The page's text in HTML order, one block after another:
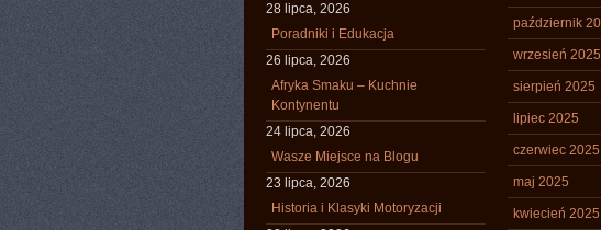
28 lipca, 2026
Poradniki i Edukacja
26 lipca, 2026
Afryka Smaku – Kuchnie
Kontynentu
24 lipca, 2026
Wasze Miejsce na Blogu
23 lipca, 2026
Historia i Klasyki Motoryzacji
październik
wrzesień 2025
sierpień 2025
lipiec 2025
czerwiec 2025
maj 2025
kwiecień 2025